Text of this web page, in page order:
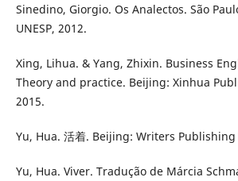
Sinedino, Giorgio. Os Analectos. São
UNESP, 2012.
Xing, Lihua. & Yang, Zhixin. Business
Theory and practice. Beijing: Xinhua
2015.
Yu, Hua. 活着. Beijing: Writers Publishing
Yu, Hua. Viver. Tradução de Márcia